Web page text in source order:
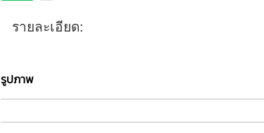
รายละเอียด:
รูปภาพ